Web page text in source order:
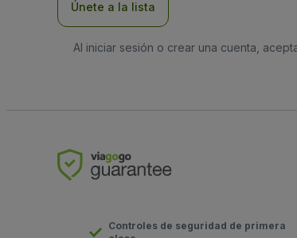
Únete a la lista
Al iniciar sesión o crear una cuenta,
Controles de seguridad de primera